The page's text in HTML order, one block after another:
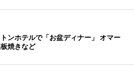
ンホテルで「お盆ディナー」 オマー
焼きなど